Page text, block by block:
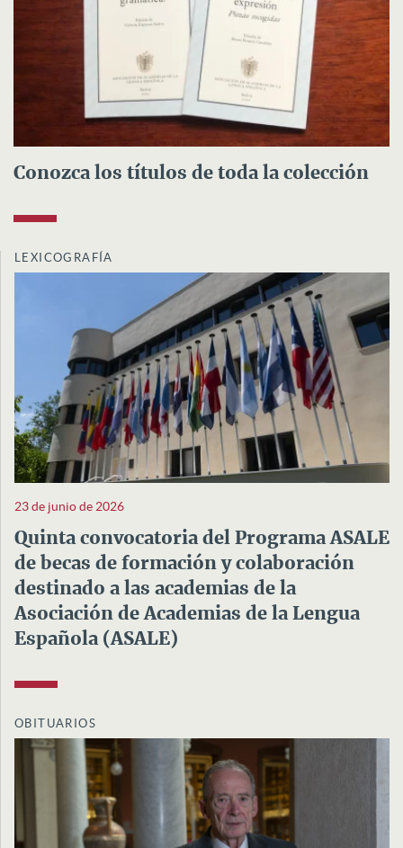
Conozca los títulos de toda la colección
LEXICOGRAFÍA
23 de junio de 2026
Quinta convocatoria del Programa ASALE
de becas de formación y colaboración
destinado a las academias de la
Asociación de Academias de la Lengua
Española (ASALE)
OBITUARIOS